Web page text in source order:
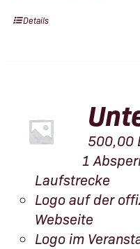
Details
500,00
1
Laufstrecke
Logo auf der
Webseite
Logo im